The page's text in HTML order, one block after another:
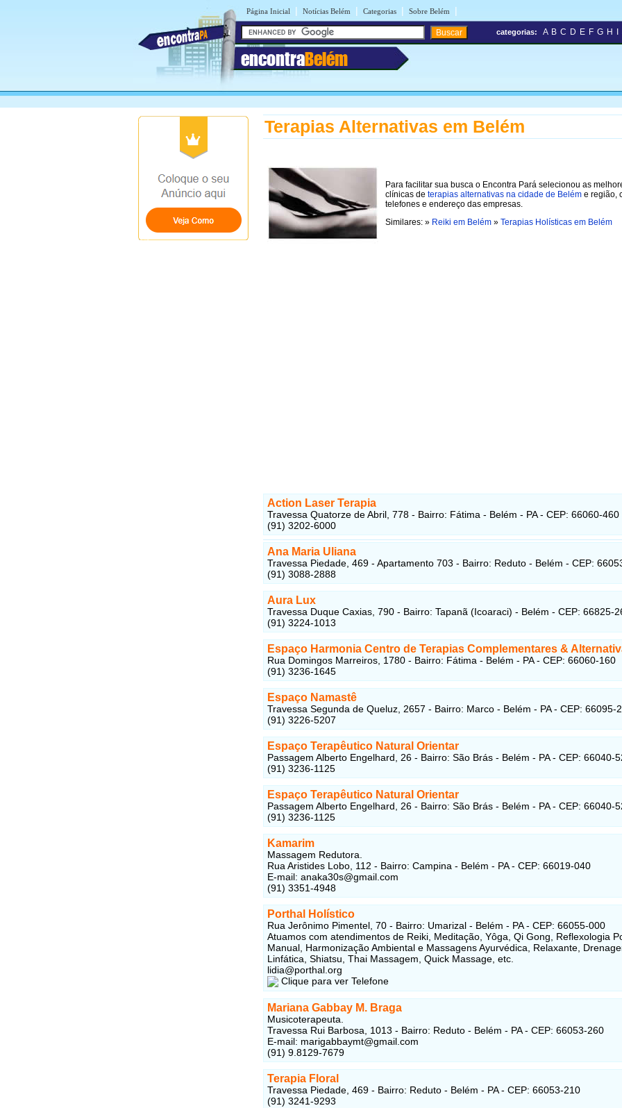
Página Inicial | Notícias Belém | Categorias | Sobre Belém |
encontraBelém
categorias: A B C D E F G H
Terapias Alternativas em Belém
Para facilitar sua busca o Encontra Pará selecionou as
clínicas de terapias alternativas na cidade de Belém e região,
telefones e endereço das empresas.
Similares: » Reiki em Belém » Terapias Holísticas em Belém
Action Laser Terapia
Travessa Quatorze de Abril, 778 - Bairro: Fátima - Belém - PA - CEP: 66060-460
(91) 3202-6000
Ana Maria Uliana
Travessa Piedade, 469 - Apartamento 703 - Bairro: Reduto - Belém - CEP:
(91) 3088-2888
Aura Lux
Travessa Duque Caxias, 790 - Bairro: Tapanã (Icoaraci) - Belém - CEP: 66825-
(91) 3224-1013
Espaço Harmonia Centro de Terapias Complementares &
Rua Domingos Marreiros, 1780 - Bairro: Fátima - Belém - PA - CEP: 66060-160
(91) 3236-1645
Espaço Namastê
Travessa Segunda de Queluz, 2657 - Bairro: Marco - Belém - PA - CEP: 66095-
(91) 3226-5207
Espaço Terapêutico Natural Orientar
Passagem Alberto Engelhard, 26 - Bairro: São Brás - Belém - PA - CEP: 66040-
(91) 3236-1125
Espaço Terapêutico Natural Orientar
Passagem Alberto Engelhard, 26 - Bairro: São Brás - Belém - PA - CEP: 66040-
(91) 3236-1125
Kamarim
Massagem Redutora.
Rua Aristides Lobo, 112 - Bairro: Campina - Belém - PA - CEP: 66019-040
E-mail: anaka30s@gmail.com
(91) 3351-4948
Porthal Holístico
Rua Jerônimo Pimentel, 70 - Bairro: Umarizal - Belém - PA - CEP: 66055-000
Atuamos com atendimentos de Reiki, Meditação, Yôga, Qi Gong, Reflexologia
Manual, Harmonização Ambiental e Massagens Ayurvédica, Relaxante,
Linfática, Shiatsu, Thai Massagem, Quick Massage, etc.
lidia@porthal.org
Clique para ver Telefone
Mariana Gabbay M. Braga
Musicoterapeuta.
Travessa Rui Barbosa, 1013 - Bairro: Reduto - Belém - PA - CEP: 66053-260
E-mail: marigabbaymt@gmail.com
(91) 9.8129-7679
Terapia Floral
Travessa Piedade, 469 - Bairro: Reduto - Belém - PA - CEP: 66053-210
(91) 3241-9293